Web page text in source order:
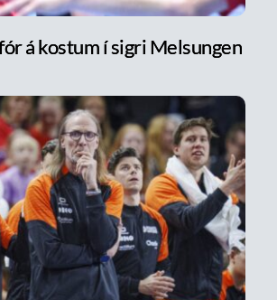
á kostum í sigri Melsungen